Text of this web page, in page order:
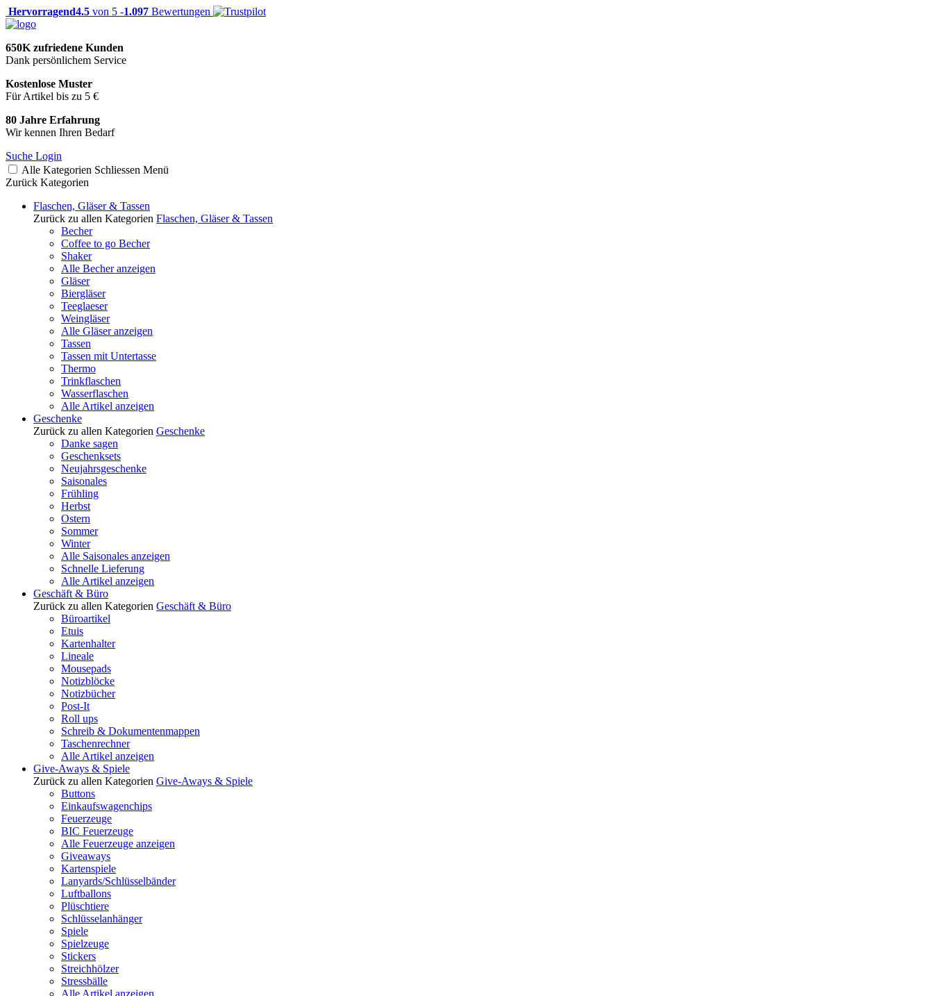
Hervorragend4.5 von 5 -1.097 Bewertungen
650K zufriedene Kunden
Dank persönlichem Service
Kostenlose Muster
Für Artikel bis zu 5 €
80 Jahre Erfahrung
Wir kennen Ihren Bedarf
Suche Login
Alle Kategorien Schliessen Menü
Zurück Kategorien
Flaschen, Gläser & Tassen
Zurück zu allen Kategorien Flaschen, Gläser & Tassen
Becher
Coffee to go Becher
Shaker
Alle Becher anzeigen
Gläser
Biergläser
Teeglaeser
Weingläser
Alle Gläser anzeigen
Tassen
Tassen mit Untertasse
Thermo
Trinkflaschen
Wasserflaschen
Alle Artikel anzeigen
Geschenke
Zurück zu allen Kategorien Geschenke
Danke sagen
Geschenksets
Neujahrsgeschenke
Saisonales
Frühling
Herbst
Ostern
Sommer
Winter
Alle Saisonales anzeigen
Schnelle Lieferung
Alle Artikel anzeigen
Geschäft & Büro
Zurück zu allen Kategorien Geschäft & Büro
Büroartikel
Etuis
Kartenhalter
Lineale
Mousepads
Notizblöcke
Notizbücher
Post-It
Roll ups
Schreib & Dokumentenmappen
Taschenrechner
Alle Artikel anzeigen
Give-Aways & Spiele
Zurück zu allen Kategorien Give-Aways & Spiele
Buttons
Einkaufswagenchips
Feuerzeuge
BIC Feuerzeuge
Alle Feuerzeuge anzeigen
Giveaways
Kartenspiele
Lanyards/Schlüsselbänder
Luftballons
Plüschtiere
Schlüsselanhänger
Spiele
Spielzeuge
Stickers
Streichhölzer
Stressbälle
Alle Artikel anzeigen